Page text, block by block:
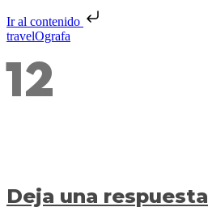
Ir al contenido
travelOgrafa
12
Deja una respuesta